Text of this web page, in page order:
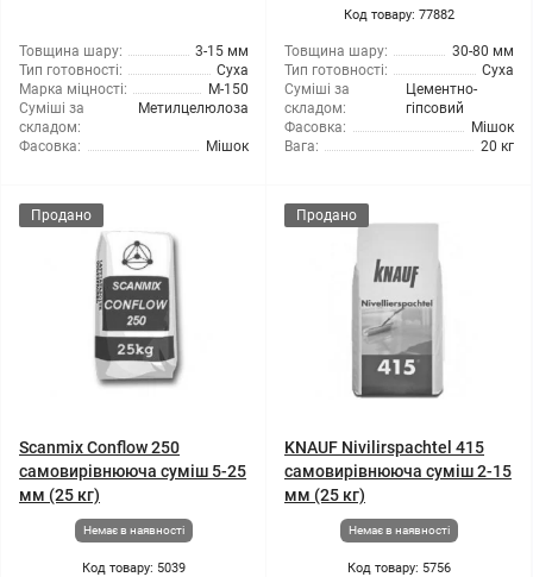
Товщина шару:
3-15 мм
Тип готовності:
Суха
Марка міцності:
М-150
Суміші за
складом:
Метилцелюлоза
Фасовка: Мішок
Код товару: 77882
Товщина шару:
30-80 мм
Тип готовності:
Суха
Суміші за
складом:
Цементно-
гіпсовий
Фасовка:
Мішок
Вага:
20 кг
Продано
Scanmix Conflow 250
самовирівнююча суміш 5-25
мм (25 кг)
Немає в наявності
Код товару: 5039
Продано
KNAUF Nivilirspachtel 415
самовирівнююча суміш 2-15
мм (25 кг)
Немає в наявності
Код товару: 5756